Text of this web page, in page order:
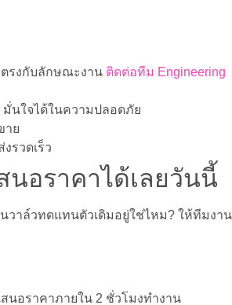
รงกับลักษณะงาน ติดต่อทีม Engineering
มั่นใจได้ในความปลอดภัย
าย
รวดเร็ว
นอราคาได้เลยวันนี้
วาล์วทดแทนตัวเดิมอยู่ใช่ไหม? ให้ทีมงาน
นอราคาภายใน 2 ชั่วโมงทำงาน